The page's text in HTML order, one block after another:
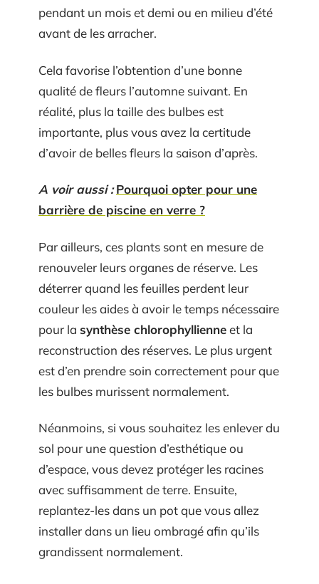
pendant un mois et demi ou en milieu d’été
avant de les arracher.
Cela favorise l’obtention d’une bonne
qualité de fleurs l’automne suivant. En
réalité, plus la taille des bulbes est
importante, plus vous avez la certitude
d’avoir de belles fleurs la saison d’après.
A voir aussi : Pourquoi opter pour une
barrière de piscine en verre ?
Par ailleurs, ces plants sont en mesure de
renouveler leurs organes de réserve. Les
déterrer quand les feuilles perdent leur
couleur les aides à avoir le temps nécessaire
pour la synthèse chlorophyllienneet la
reconstruction des réserves. Le plus urgent
est d’en prendre soin correctement pour que
les bulbes murissent normalement.
Néanmoins, si vous souhaitez les enlever du
sol pour une question d’esthétique ou
d’espace, vous devez protéger les racines
avec suffisamment de terre. Ensuite,
replantez-les dans un pot que vous allez
installer dans un lieu ombragé afin qu’ils
grandissent normalement.